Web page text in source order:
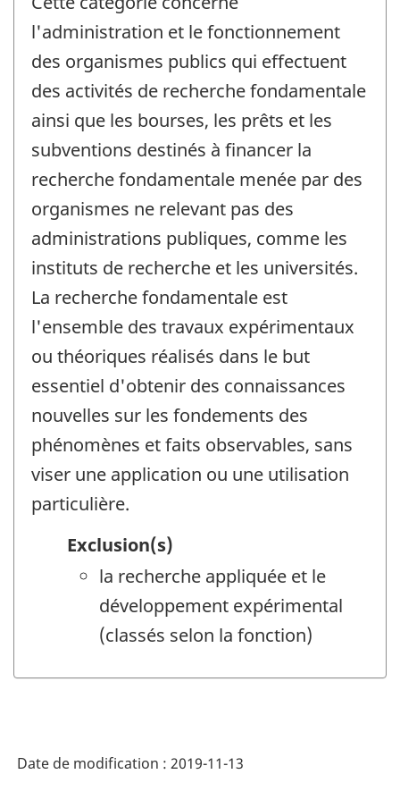
l'administration et le fonctionnement
des organismes publics qui effectuent
des activités de recherche fondamentale
ainsi que les bourses, les prêts et les
subventions destinés à financer la
recherche fondamentale menée par des
organismes ne relevant pas des
administrations publiques, comme les
instituts de recherche et les universités.
La recherche fondamentale est
l'ensemble des travaux expérimentaux
ou théoriques réalisés dans le but
essentiel d'obtenir des connaissances
nouvelles sur les fondements des
phénomènes et faits observables, sans
viser une application ou une utilisation
particulière.
Exclusion(s)
la recherche appliquée et le
développement expérimental
(classés selon la fonction)
Date de modification : 2019-11-13